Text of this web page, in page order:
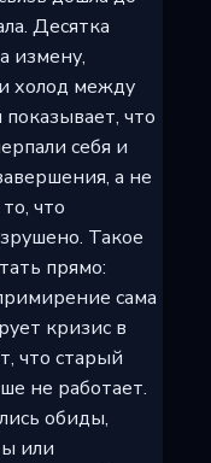
Десятка
измену,
холод между
что
себя и
а не
что
Такое
прямо:
сама
кризис в
что старый
не работает.
обиды,
или